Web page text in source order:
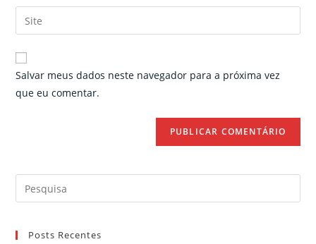
comment
email
address
comment
Enter
your
website
URL
Salvar meus dados neste navegador para a próxima vez
que eu comentar.
Search
for:
Posts Recentes